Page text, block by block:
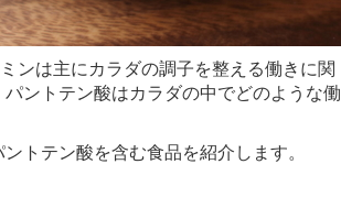
ンは主にカラダの調子を整える働きに関
ントテン酸はカラダの中でどのような働
トテン酸を含む食品を紹介します。